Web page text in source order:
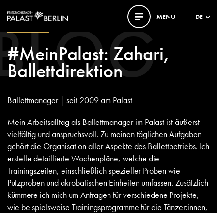
MENU DE
#MeinPalast: Zahari,
Ballettdirektion
Ballettmanager | seit 2009 am Palast
Mein Arbeitsalltag als Ballettmanager im Palast ist äußerst
vielfältig und anspruchsvoll. Zu meinen täglichen Aufgaben
gehört die Organisation aller Aspekte des Ballettbetriebs. Ich
erstelle detaillierte Wochenpläne, welche die
Trainingszeiten, einschließlich spezieller Proben wie
Putzproben und akrobatischen Einheiten umfassen. Zusätzlich
kümmere ich mich um Anfragen für verschiedene Projekte,
wie beispielsweise Trainingsprogramme für die Tänzer:innen,